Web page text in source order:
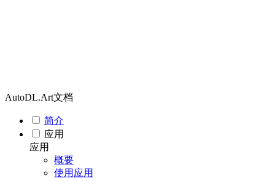
AutoDL.Art文档
简介
应用
应用
概要
使用应用